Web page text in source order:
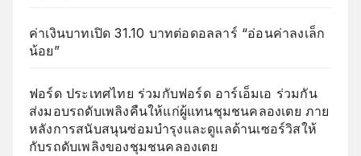
ค่าเงินบาทเปิด 31.10 บาทต่อดอลลาร์ “อ่อนค่าลงเล็ก
น้อย”
ฟอร์ด ประเทศไทย ร่วมกับฟอร์ด อาร์เอ็มเอ ร่วมกัน
ส่งมอบรถดับเพลิงคืนให้แก่ผู้แทนชุมชนคลองเตย ภาย
หลังการสนับสนุนซ่อมบำรุงและดูแลด้านเซอร์วิสให้
กับรถดับเพลิงของชุมชนคลองเตย